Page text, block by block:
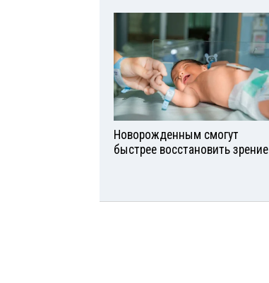
Новорожденным смогут
быстрее восстановить зрение